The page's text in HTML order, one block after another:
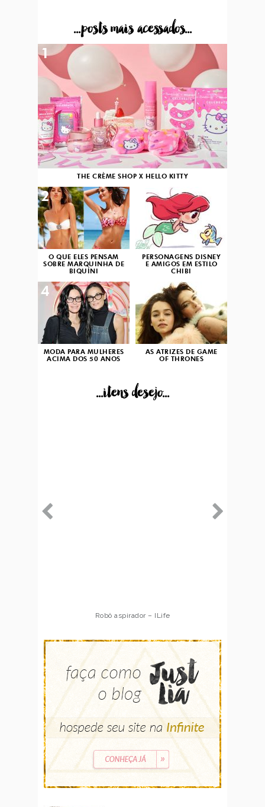
...posts mais acessados...
THE CRÈME SHOP X HELLO KITTY
1
O QUE ELES PENSAM
SOBRE MARQUINHA DE
BIQUÍNI
2
PERSONAGENS DISNEY
E AMIGOS EM ESTILO
CHIBI
3
MODA PARA MULHERES
ACIMA DOS 50 ANOS
4
AS ATRIZES DE GAME
OF THRONES
...itens desejo...
Robô aspirador – ILife